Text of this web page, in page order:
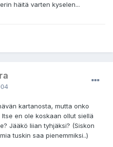
häitä varten kyselen...
kartanosta, mutta onko
en ole koskaan ollut siellä
Jääkö liian tyhjäksi? (Siskon
tuskin saa pienemmiksi..)